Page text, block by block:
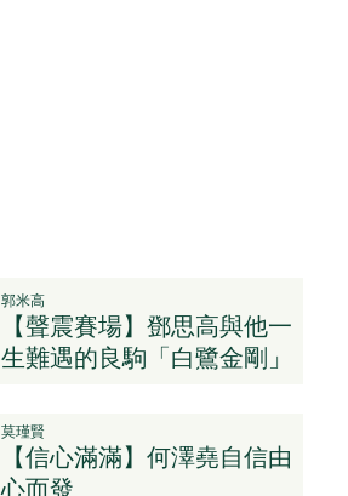
郭米高
【聲震賽場】鄧思高與他一
生難遇的良駒「白鷺金剛」
莫瑾賢
【信心滿滿】何澤堯自信由
心而發